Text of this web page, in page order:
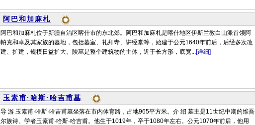
阿巴和加麻札
阿巴和加麻札位于新疆自治区喀什市的东北郊。阿巴和加麻札是喀什地区伊斯兰教白山派首领阿
帕克和卓及其家族的墓地，包括墓室、礼拜寺、讲经堂等，始建于公元1640年前后，后经多次改
建、扩建，规模日益扩大。陵墓是整个建筑物的主体，近于长方形，底宽...[详细]
玉素甫·哈斯·哈吉甫墓
导 游 玉素甫·哈斯·哈吉甫墓坐落在市内体育路，占地965平方米。介 绍 墓主是11世纪中期的维吾
尔族诗、学者玉素甫·哈斯·哈吉甫。他生于1019年，卒于1080年左右。公元1070年前后，他用